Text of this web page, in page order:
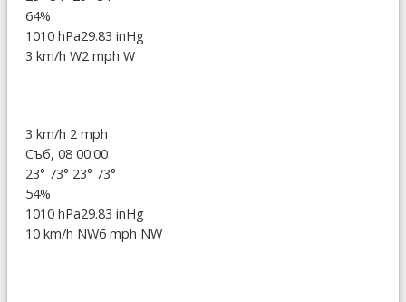
64%
1010 hPa29.83 inHg
3 km/h W2 mph W
3 km/h 2 mph
Съб, 08 00:00
23° 73° 23° 73°
54%
1010 hPa29.83 inHg
10 km/h NW6 mph NW